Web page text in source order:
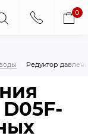
0
Редуктор